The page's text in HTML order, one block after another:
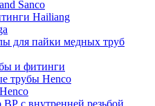
Sanco
Hailiang
для пайки медных труб
и фитинги
трубы Henco
с внутренней резьбой